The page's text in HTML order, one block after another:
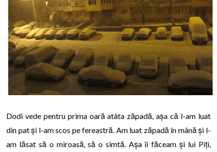
Dodi vede pentru prima oară atâta zăpadă, așa că l-am luat
din pat și l-am scos pe fereastră. Am luat zăpadă în mână și l-
am lăsat să o miroasă, să o simtă. Așa îi făceam și lui Piți,